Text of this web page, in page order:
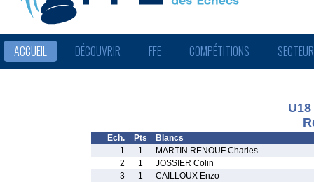
ACCUEIL DÉCOUVRIR FFE COMPÉTITIONS
Ech. Pts
Blancs
1
1
MARTIN RENOUF Charles
2
1
JOSSIER Colin
3
1
CAILLOUX Enzo